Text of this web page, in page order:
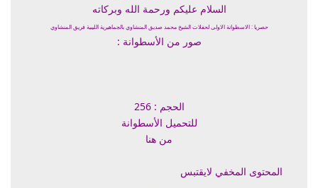
السلام عليكم ورحمة الله وبركاته
حصريا : الاسطوانة الاولى لحفلات الشيخ محمد صديق المنشاوي بالجماهيرية الليبية فريق المنشاوي
صور من الأسطوانة :
الحجم : 256
للتحميل الأسطوانة
من هنا
المحتوى المخفي لايقتبس